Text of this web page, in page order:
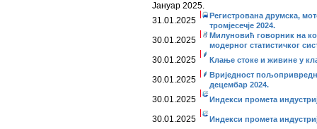
Јануар 2025.
31.01.2025
Регистрована друмска,
тромјесечје 2024.
30.01.2025
Милуновић говорник на
модерног статистичког
30.01.2025 Клање стоке и живине у
30.01.2025
Вриједност
децембар 2024.
30.01.2025 Индекси промета
30.01.2025 Индекси промета